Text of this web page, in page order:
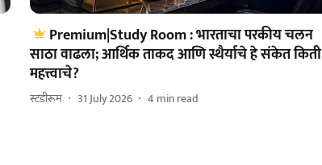
Premium|Study Room : भारताचा परकीय चलन
साठा वाढला; आर्थिक ताकद आणि स्थैर्याचे हे संकेत किती
महत्त्वाचे?
स्टडीरूम 31 July 2026 4 min read